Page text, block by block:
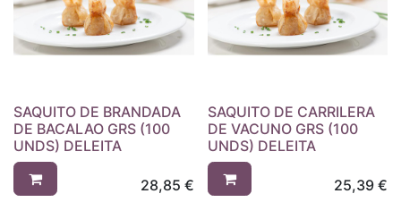
SAQUITO DE BRANDADA
DE BACALAO GRS (100
UNDS) DELEITA
28,85 €
SAQUITO DE CARRILERA
DE VACUNO GRS (100
UNDS) DELEITA
25,39 €